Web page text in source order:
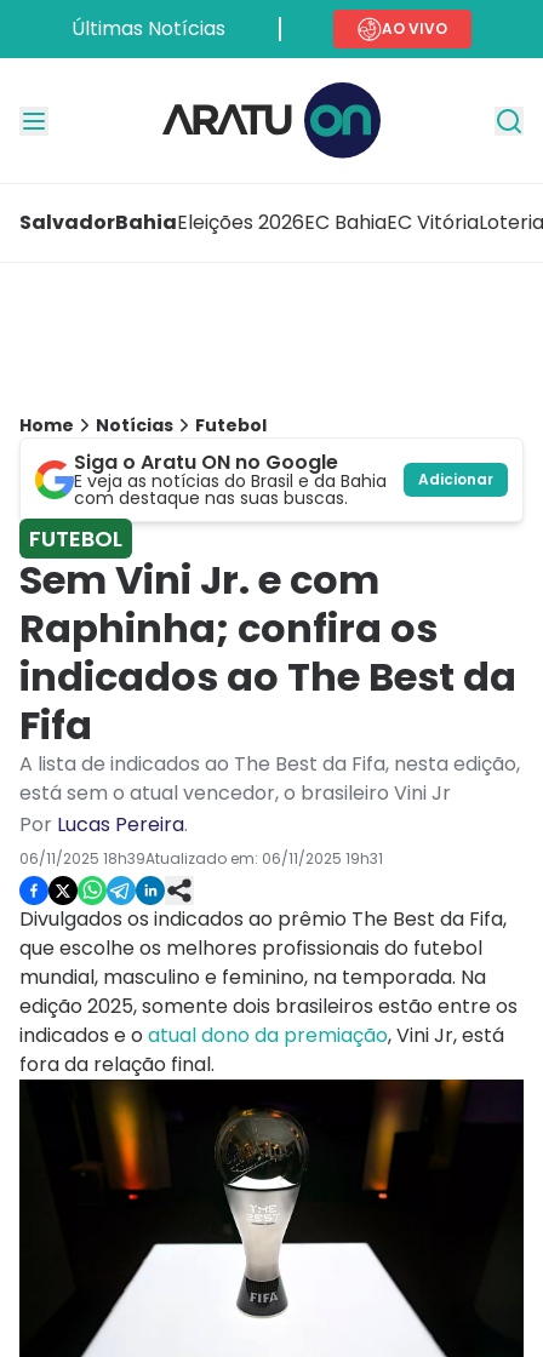
Últimas Notícias AO VIVO
SalvadorBahiaEleições 2026EC BahiaEC Vitória
Home Notícias Futebol
Siga o Aratu ON no Google
E veja as notícias do Brasil e da Bahia
com destaque nas suas buscas.
Adicionar
FUTEBOL
Sem Vini Jr. e com
Raphinha; confira os
indicados ao The Best da
Fifa
A lista de indicados ao The Best da Fifa, nesta edição,
está sem o atual vencedor, o brasileiro Vini Jr
Por Lucas Pereira.
06/11/2025 18h39Atualizado em: 06/11/2025 19h31
Divulgados os indicados ao prêmio The Best da Fifa,
que escolhe os melhores profissionais do futebol
mundial, masculino e feminino, na temporada. Na
edição 2025, somente dois brasileiros estão entre os
indicados e o atual dono da premiação, Vini Jr, está
fora da relação final.